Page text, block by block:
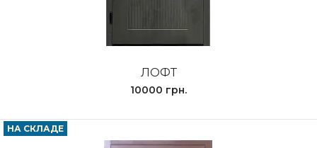
ЛОФТ
10000 грн.
НА СКЛАДЕ